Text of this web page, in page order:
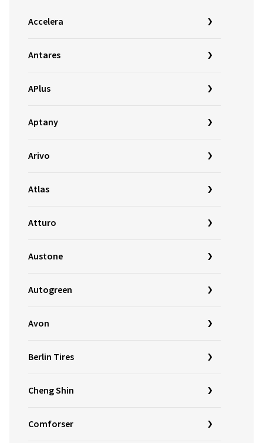
Accelera
Antares
APlus
Aptany
Arivo
Atlas
Atturo
Austone
Autogreen
Avon
Berlin Tires
Cheng Shin
Comforser